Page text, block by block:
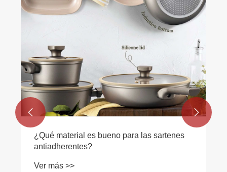
¿Por qué una cacerola antiadherente de
aluminio es ideal para cocinar en familia
 